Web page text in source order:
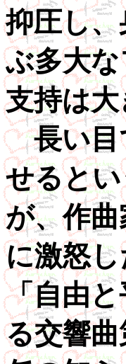
抑圧し
ぶ多大
支持は
長い目
せると
が、作
に激怒
「自由
る交響